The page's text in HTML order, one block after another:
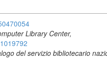
Library Center,
del servizio bibliotecario